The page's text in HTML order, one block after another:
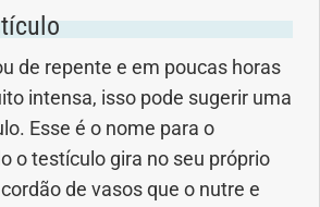
de repente e em poucas horas
intensa, isso pode sugerir uma
Esse é o nome para o
o testículo gira no seu próprio
de vasos que o nutre e